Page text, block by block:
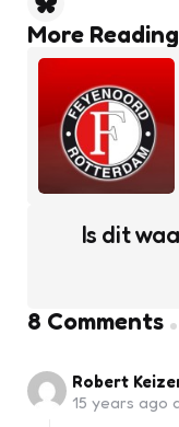
More Reading
Post
navigation
Is dit
8 Comments
Robert
15 years ago